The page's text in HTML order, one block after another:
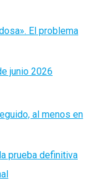
El problema
junio 2026
al menos en
prueba definitiva